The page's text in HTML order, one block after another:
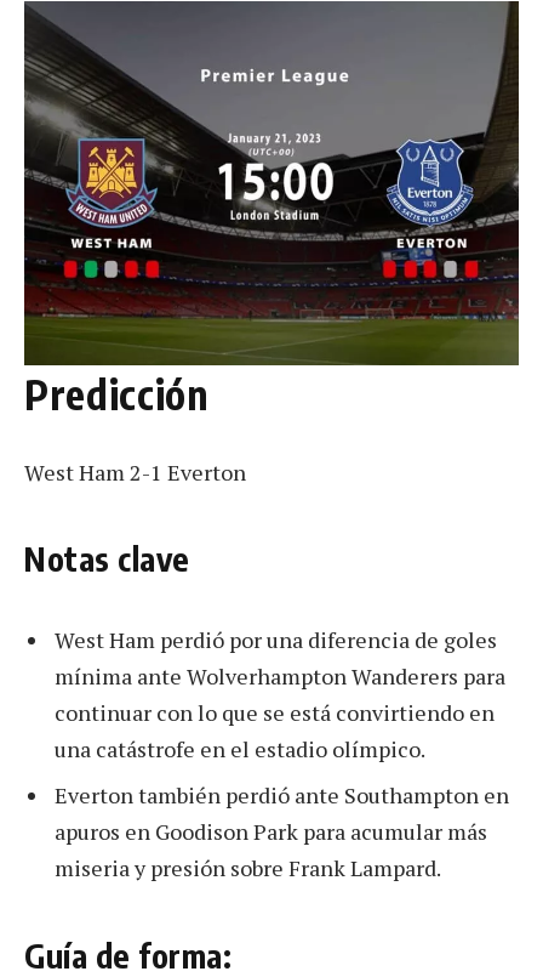
Predicción
West Ham 2-1 Everton
Notas clave
West Ham perdió por una diferencia de goles
mínima ante Wolverhampton Wanderers para
continuar con lo que se está convirtiendo en
una catástrofe en el estadio olímpico.
Everton también perdió ante Southampton en
apuros en Goodison Park para acumular más
miseria y presión sobre Frank Lampard.
Guía de forma: